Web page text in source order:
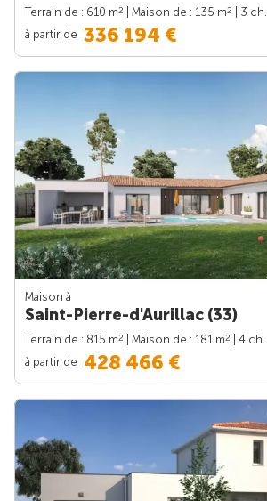
Terrain de : 610 m2 | Maison de : 135 m2
| 3 ch.
à partir de 336 194 €
Maison à
Saint-Pierre-d'Aurillac (33)
Terrain de : 815 m2 | Maison de : 181 m2
| 4 ch.
à partir de 428 466 €